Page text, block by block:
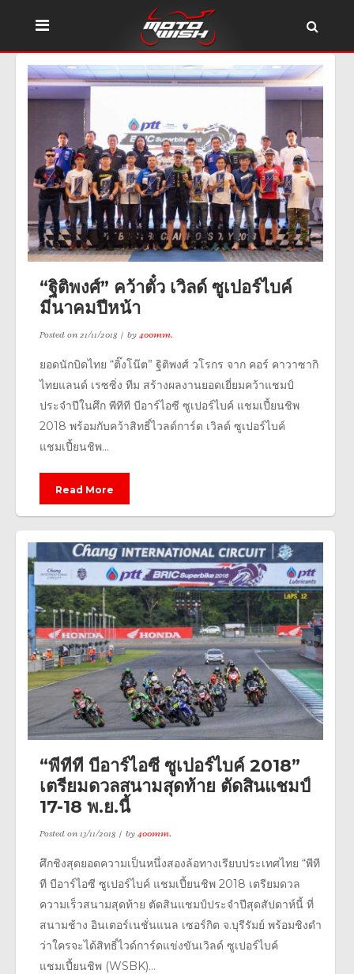
“ฐิติพงศ์” คว้าตั๋ว เวิลด์ ซูเปอร์ไบค์
มีนาคมปีหน้า
Posted on21/11/2018 by400mm.
ยอดนักบิดไทย “ติ๊งโน๊ต” ฐิติพงศ์ วโรกร จาก คอร์ คาวาซากิ
ไทยแลนด์ เรซซิ่ง ทีม สร้างผลงานยอดเยี่ยมคว้าแชมป์
ประจำปีในศึก พีทีที บีอาร์ไอซี ซูเปอร์ไบค์ แชมเปี้ยนชิพ
2018 พร้อมกับคว้าสิทธิ์ไวลด์การ์ด เวิลด์ ซูเปอร์ไบค์
แชมเปี้ยนชิพ...
Read More
“พีทีที บีอาร์ไอซี ซูเปอร์ไบค์ 2018”
เตรียมดวลสนามสุดท้าย ตัดสินแชมป์
17-18 พ.ย.นี้
Posted on13/11/2018 by400mm.
ศึกชิงสุดยอดความเป็นหนึ่งสองล้อทางเรียบประเทศไทย “พีที
ที บีอาร์ไอซี ซูเปอร์ไบค์ แชมเปี้ยนชิพ 2018 เตรียมดวล
ความเร็วสนามสุดท้าย ตัดสินแชมป์ประจำปีสุดสัปดาห์นี้ ที่
สนามช้าง อินเตอร์เนชั่นแนล เซอร์กิต จ.บุรีรัมย์ พร้อมชิงดำ
ว่าใครจะได้สิทธิ์ไวด์การ์ดแข่งขันเวิลด์ ซูเปอร์ไบค์
แชมเปี้ยนชิพ (WSBK)...